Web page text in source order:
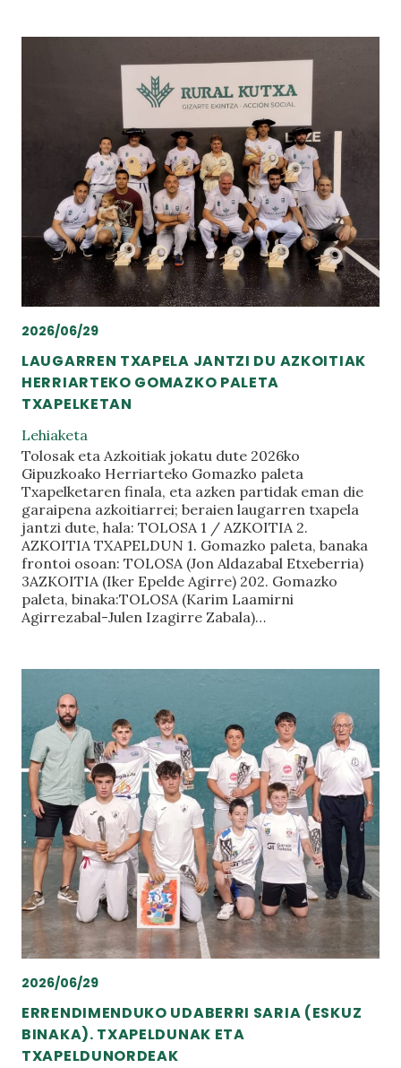
2026/06/29
LAUGARREN TXAPELA JANTZI DU AZKOITIAK
HERRIARTEKO GOMAZKO PALETA
TXAPELKETAN
Lehiaketa
Tolosak eta Azkoitiak jokatu dute 2026ko
Gipuzkoako Herriarteko Gomazko paleta
Txapelketaren finala, eta azken partidak eman die
garaipena azkoitiarrei; beraien laugarren txapela
jantzi dute, hala: TOLOSA 1 / AZKOITIA 2.
AZKOITIA TXAPELDUN 1. Gomazko paleta, banaka
frontoi osoan: TOLOSA (Jon Aldazabal Etxeberria)
3AZKOITIA (Iker Epelde Agirre) 202. Gomazko
paleta, binaka:TOLOSA (Karim Laamirni
Agirrezabal-Julen Izagirre Zabala)…
2026/06/29
ERRENDIMENDUKO UDABERRI SARIA (ESKUZ
BINAKA). TXAPELDUNAK ETA
TXAPELDUNORDEAK